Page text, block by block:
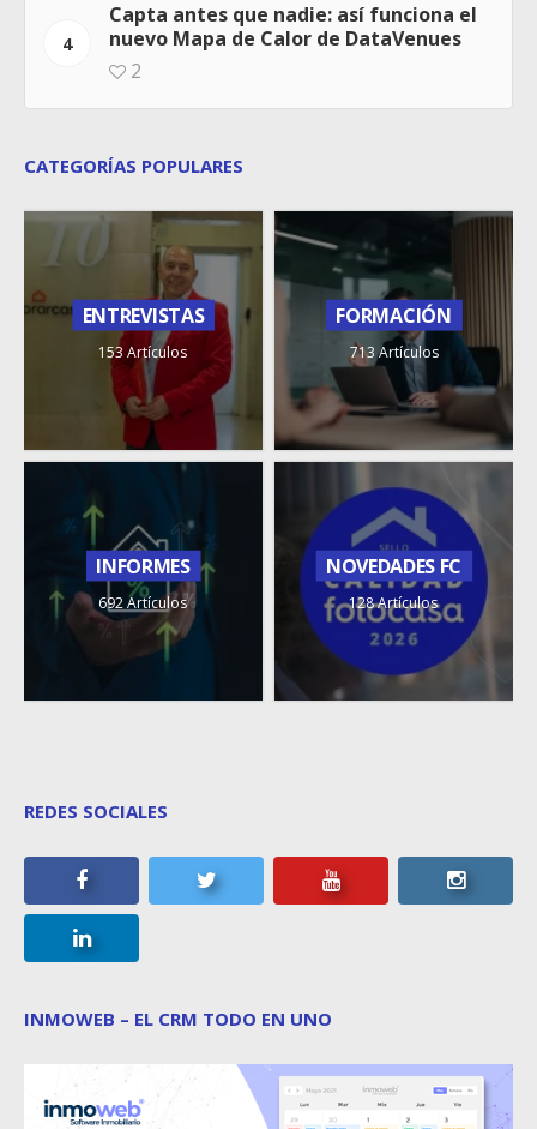
4
Capta antes que nadie: así funciona el
nuevo Mapa de Calor de DataVenues
2
CATEGORÍAS POPULARES
ENTREVISTAS
153 Artículos
FORMACIÓN
713 Artículos
INFORMES
692 Artículos
NOVEDADES FC
128 Artículos
REDES SOCIALES
INMOWEB – EL CRM TODO EN UNO